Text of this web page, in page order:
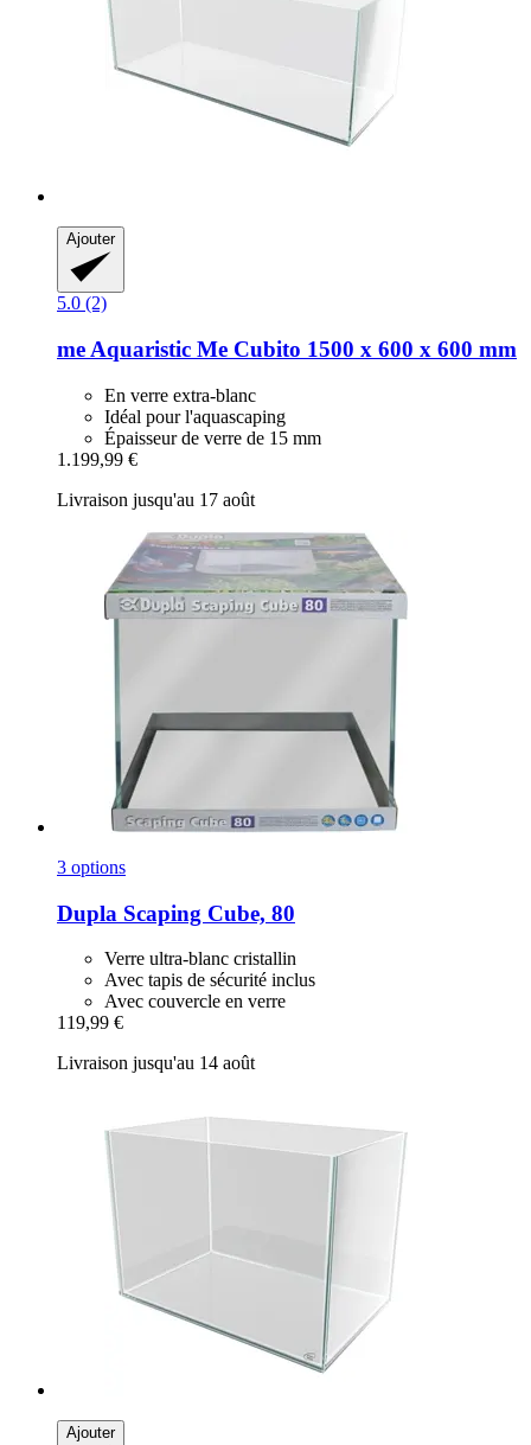
Ajouter
5.0 (2)
me Aquaristic Me Cubito 1500 x 600 x 600 mm
En verre extra-blanc
Idéal pour l'aquascaping
Épaisseur de verre de 15 mm
1.199,99 €
Livraison jusqu'au 17 août
3 options
Dupla Scaping Cube, 80
Verre ultra-blanc cristallin
Avec tapis de sécurité inclus
Avec couvercle en verre
119,99 €
Livraison jusqu'au 14 août
Ajouter